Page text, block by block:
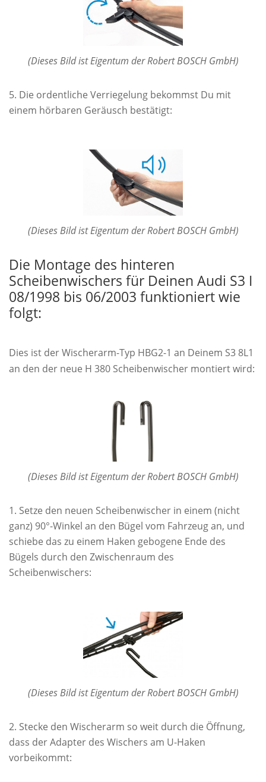
(Dieses Bild ist Eigentum der Robert BOSCH GmbH)
Die ordentliche Verriegelung bekommst Du mit
einem hörbaren Geräusch bestätigt:
(Dieses Bild ist Eigentum der Robert BOSCH GmbH)
Die Montage des hinteren
Scheibenwischers für Deinen Audi S3 I
08/1998 bis 06/2003 funktioniert wie
folgt:
Dies ist der Wischerarm-Typ HBG2-1 an Deinem S3 8L1
an den der neue H 380 Scheibenwischer montiert wird:
(Dieses Bild ist Eigentum der Robert BOSCH GmbH)
Setze den neuen Scheibenwischer in einem (nicht
ganz) 90°-Winkel an den Bügel vom Fahrzeug an, und
schiebe das zu einem Haken gebogene Ende des
Bügels durch den Zwischenraum des
Scheibenwischers:
(Dieses Bild ist Eigentum der Robert BOSCH GmbH)
Stecke den Wischerarm so weit durch die Öffnung,
dass der Adapter des Wischers am U-Haken
vorbeikommt: